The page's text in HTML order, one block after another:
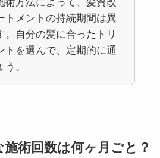
トメントの持続期間は異
。自分の髪に合ったトリ
トを選んで、定期的に通
。
術回数は何ヶ月ごと？